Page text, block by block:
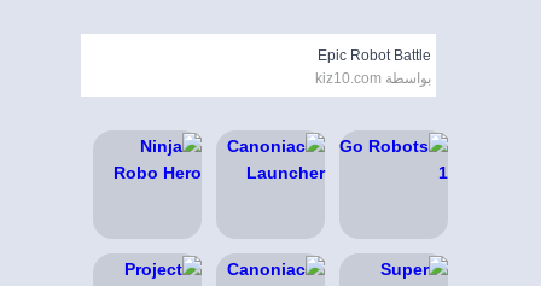
Epic Robot Battle
بواسطة kiz10.com